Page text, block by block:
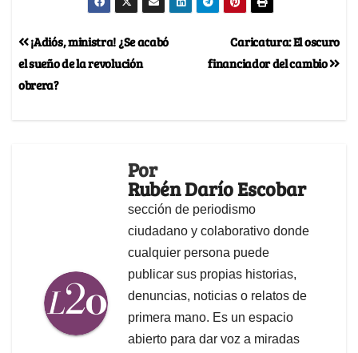
Caricatura: El oscuro
financiador del cambio
¡Adiós, ministra! ¿Se acabó
el sueño de la revolución
obrera?
Por
Rubén Darío Escobar
sección de periodismo
ciudadano y colaborativo donde
cualquier persona puede
publicar sus propias historias,
denuncias, noticias o relatos de
primera mano. Es un espacio
abierto para dar voz a miradas